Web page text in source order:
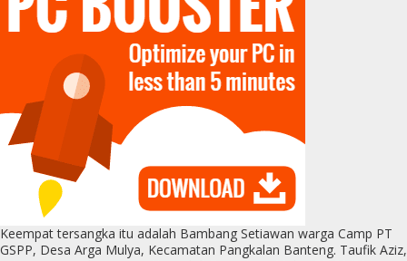
Keempat tersangka itu adalah Bambang Setiawan warga Camp PT
GSPP, Desa Arga Mulya, Kecamatan Pangkalan Banteng. Taufik Aziz,